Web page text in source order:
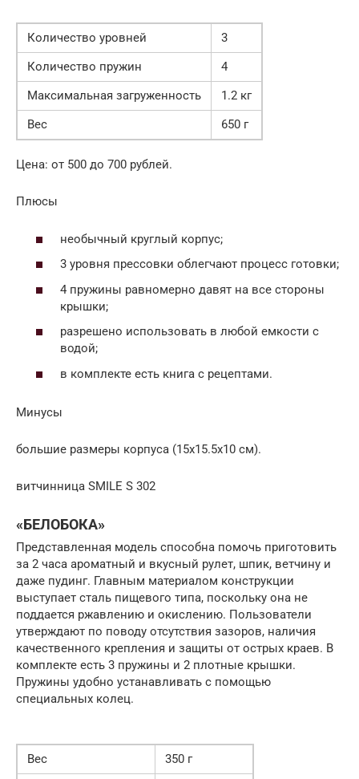
Количество уровней
3
Количество пружин
4
Максимальная загруженность
1.2 кг
Вес
650 г
Цена: от 500 до 700 рублей.
Плюсы
необычный круглый корпус;
3 уровня прессовки облегчают процесс готовки;
4 пружины равномерно давят на все стороны
крышки;
разрешено использовать в любой емкости с
водой;
в комплекте есть книга с рецептами.
Минусы
большие размеры корпуса (15х15.5х10 см).
витчинница SMILE S 302
«БЕЛОБОКА»
Представленная модель способна помочь приготовить
за 2 часа ароматный и вкусный рулет, шпик, ветчину и
даже пудинг. Главным материалом конструкции
выступает сталь пищевого типа, поскольку она не
поддается ржавлению и окислению. Пользователи
утверждают по поводу отсутствия зазоров, наличия
качественного крепления и защиты от острых краев. В
комплекте есть 3 пружины и 2 плотные крышки.
Пружины удобно устанавливать с помощью
специальных колец.
Вес
350 г